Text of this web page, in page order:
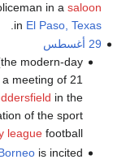
in a saloon
in El Paso, Texas
29 أغسطس
modern-day
meeting of 21
in the
of the sport
league football.
is incited.